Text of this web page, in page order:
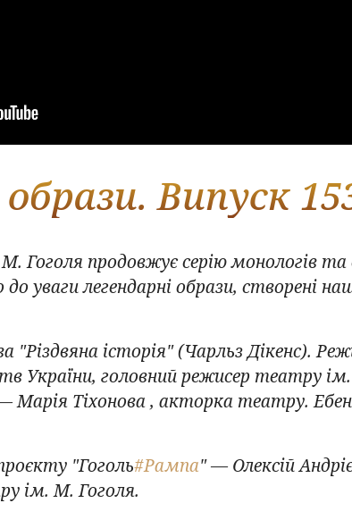
Випуск
Гоголя продовжує серію монологів та
уваги легендарні образи, створені
"Різдвяна історія" (Чарльз Дікенс).
України, головний режисер театру
Марія Тіхонова , акторка театру.
"Гоголь#Рампа" — Олексій
ім. М. Гоголя.